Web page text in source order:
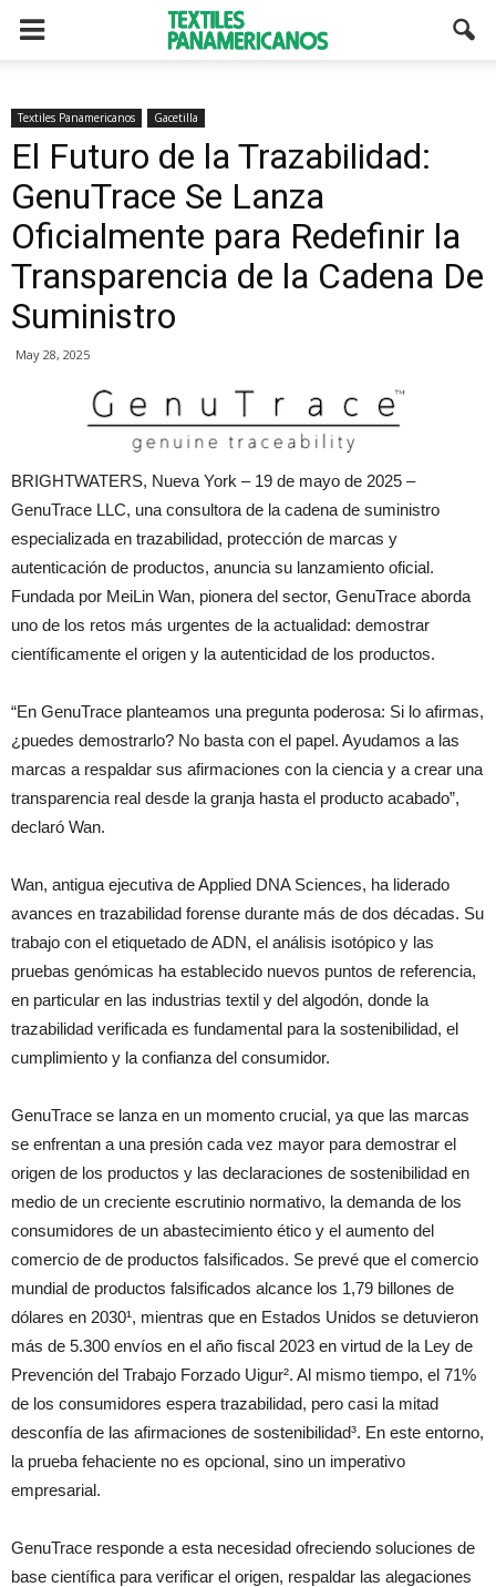
Textiles Panamericanos Gacetilla
El Futuro de la Trazabilidad:
GenuTrace Se Lanza
Oficialmente para Redefinir la
Transparencia de la Cadena De
Suministro
May 28, 2025
BRIGHTWATERS, Nueva York – 19 de mayo de 2025 –
GenuTrace LLC, una consultora de la cadena de suministro
especializada en trazabilidad, protección de marcas y
autenticación de productos, anuncia su lanzamiento oficial.
Fundada por MeiLin Wan, pionera del sector, GenuTrace aborda
uno de los retos más urgentes de la actualidad: demostrar
científicamente el origen y la autenticidad de los productos.
“En GenuTrace planteamos una pregunta poderosa: Si lo afirmas,
¿puedes demostrarlo? No basta con el papel. Ayudamos a las
marcas a respaldar sus afirmaciones con la ciencia y a crear una
transparencia real desde la granja hasta el producto acabado”,
declaró Wan.
Wan, antigua ejecutiva de Applied DNA Sciences, ha liderado
avances en trazabilidad forense durante más de dos décadas. Su
trabajo con el etiquetado de ADN, el análisis isotópico y las
pruebas genómicas ha establecido nuevos puntos de referencia,
en particular en las industrias textil y del algodón, donde la
trazabilidad verificada es fundamental para la sostenibilidad, el
cumplimiento y la confianza del consumidor.
GenuTrace se lanza en un momento crucial, ya que las marcas
se enfrentan a una presión cada vez mayor para demostrar el
origen de los productos y las declaraciones de sostenibilidad en
medio de un creciente escrutinio normativo, la demanda de los
consumidores de un abastecimiento ético y el aumento del
comercio de de productos falsificados. Se prevé que el comercio
mundial de productos falsificados alcance los 1,79 billones de
dólares en 2030¹, mientras que en Estados Unidos se detuvieron
más de 5.300 envíos en el año fiscal 2023 en virtud de la Ley de
Prevención del Trabajo Forzado Uigur². Al mismo tiempo, el 71%
de los consumidores espera trazabilidad, pero casi la mitad
desconfía de las afirmaciones de sostenibilidad³. En este entorno,
la prueba fehaciente no es opcional, sino un imperativo
empresarial.
GenuTrace responde a esta necesidad ofreciendo soluciones de
base científica para verificar el origen, respaldar las alegaciones